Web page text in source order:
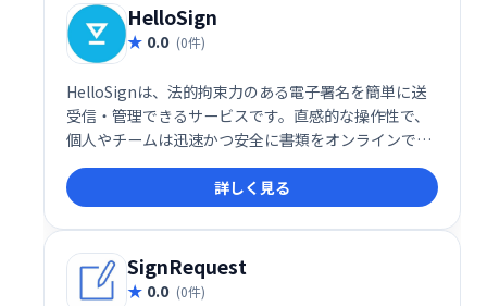
HelloSign
0.0 (0件)
HelloSignは、法的拘束力のある電子署名を簡単に送
受信・管理できるサービスです。直感的な操作性で、
個人やチームは迅速かつ安全に書類をオンラインで完
了できます。自動メールリマインダーや柔軟なワーク
フローなど、効率的なドキュメント管理を支援する機
能が充実。契約時間を最大93％短縮し、業務効率と
ROI向上に貢献します。
詳しく見る
SignRequest
0.0 (0件)